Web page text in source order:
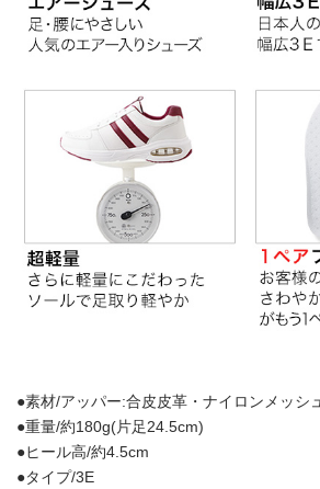
●素材/アッパー:合皮皮革・ナイロンメッシ
●重量/約180g(片足24.5cm)
●ヒール高/約4.5cm
●タイプ/3E